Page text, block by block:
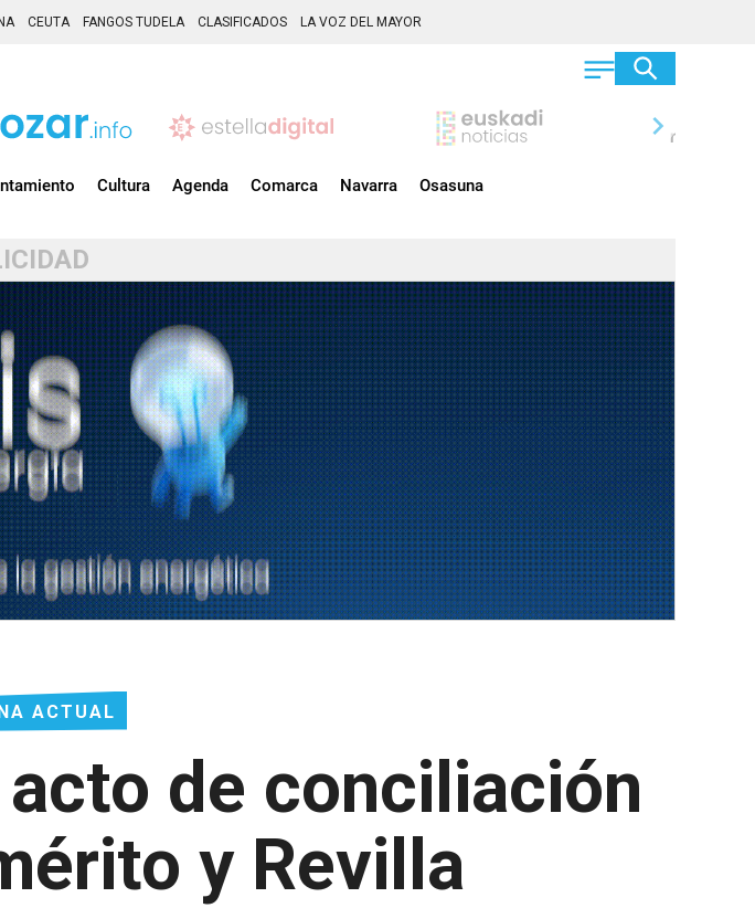
CEUTA FANGOS TUDELA CLASIFICADOS LA VOZ DEL MAYOR
chevron_right
Cultura Agenda Comarca Navarra Osasuna
ACTUAL
de conciliación
y Revilla